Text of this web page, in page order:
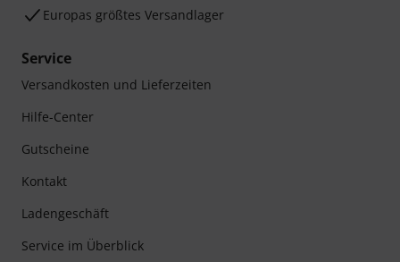
Europas größtes Versandlager
Service
Versandkosten und Lieferzeiten
Hilfe-Center
Gutscheine
Kontakt
Ladengeschäft
Service im Überblick